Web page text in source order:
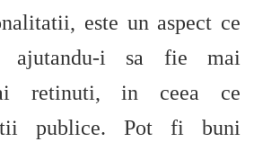
este un aspect ce
i sa fie mai
retinuti, in ceea ce
publice. Pot fi buni